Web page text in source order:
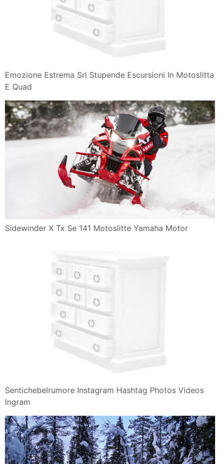
Emozione Estrema Srl Stupende Escursioni In Motoslitta
E Quad
Sidewinder X Tx Se 141 Motoslitte Yamaha Motor
Sentichebelrumore Instagram Hashtag Photos Videos
Ingram